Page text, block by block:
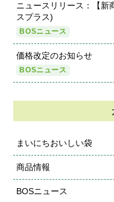
ニュースリリース：【新
スプラス)
BOSニュース
価格改定のお知らせ
BOSニュース
まいにちおいしい袋
商品情報
BOSニュース